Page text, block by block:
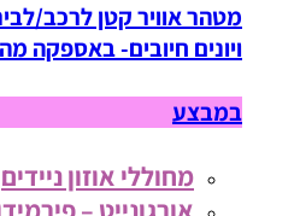
מטהר אוויר קטן לרכב/
ויונים חיובים- באספקה
במבצע
מחוללי אוזון ניידים